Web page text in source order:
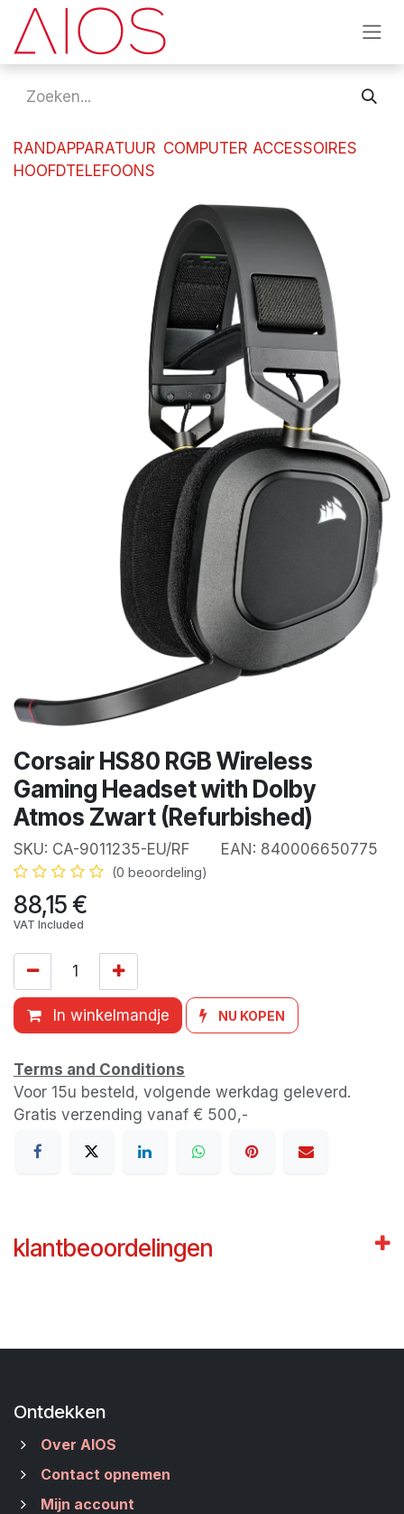
Overslaan naar inhoud
RANDAPPARATUUR COMPUTER ACCESSOIRES
HOOFDTELEFOONS
Corsair HS80 RGB Wireless
Gaming Headset with Dolby
Atmos Zwart (Refurbished)
SKU: CA-9011235-EU/RF EAN: 840006650775
(0 beoordeling)
88,15€
VAT Included
In winkelmandje NU KOPEN
Terms and Conditions
Voor 15u besteld, volgende werkdag geleverd.
Gratis verzending vanaf € 500,-
klantbeoordelingen
Ontdekken
Over AIOS
Contact opnemen
Mijn account